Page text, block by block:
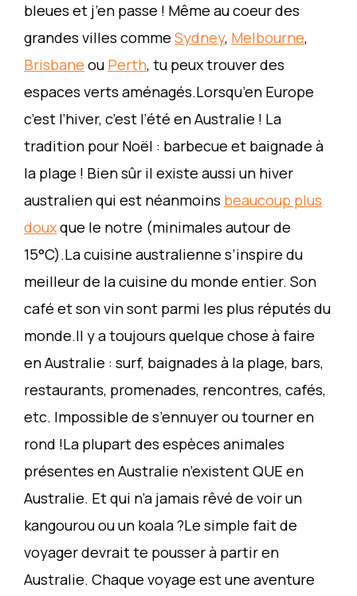
bleues et j’en passe ! Même au coeur des
grandes villes comme Sydney, Melbourne,
Brisbane ou Perth, tu peux trouver des
espaces verts aménagés.Lorsqu’en Europe
c’est l’hiver, c’est l’été en Australie ! La
tradition pour Noël : barbecue et baignade à
la plage ! Bien sûr il existe aussi un hiver
australien qui est néanmoins beaucoup plus
douxque le notre (minimales autour de
15°C).La cuisine australienne s’inspire du
meilleur de la cuisine du monde entier. Son
café et son vin sont parmi les plus réputés du
monde.Il y a toujours quelque chose à faire
en Australie : surf, baignades à la plage, bars,
restaurants, promenades, rencontres, cafés,
etc. Impossible de s’ennuyer ou tourner en
rond !La plupart des espèces animales
présentes en Australie n’existent QUE en
Australie. Et qui n’a jamais rêvé de voir un
kangourou ou un koala ?Le simple fait de
voyager devrait te pousser à partir en
Australie. Chaque voyage est une aventure